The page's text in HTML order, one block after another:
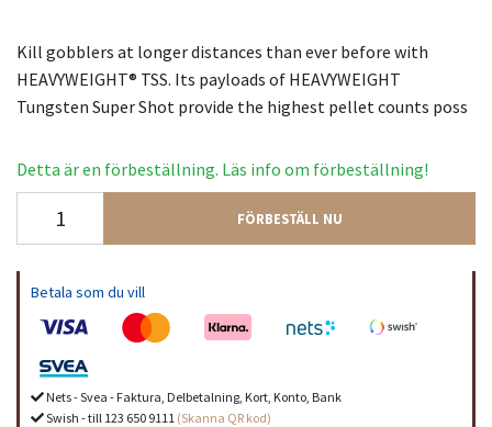
Kill gobblers at longer distances than ever before with
HEAVYWEIGHT® TSS. Its payloads of HEAVYWEIGHT
Tungsten Super Shot provide the highest pellet counts poss
Detta är en förbeställning. Läs info om förbeställning!
FÖRBESTÄLL NU
Betala som du vill
Nets - Svea - Faktura, Delbetalning, Kort, Konto, Bank
Swish - till 123 650 9111 (Skanna QR kod)